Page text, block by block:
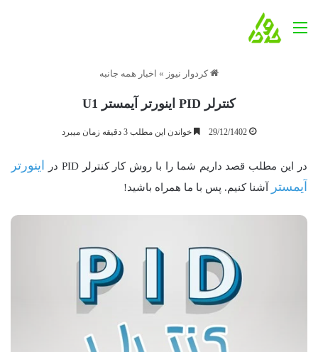
منو
کردوار نیوز » اخبار همه جانبه
کنترلر PID اینورتر آیمستر U1
29/12/1402 خواندن این مطلب 3 دقیقه زمان میبرد
در این مطلب قصد داریم شما را با روش کار کنترلر PID در
اینورتر
آیمستر
آشنا کنیم. پس با ما همراه باشید!